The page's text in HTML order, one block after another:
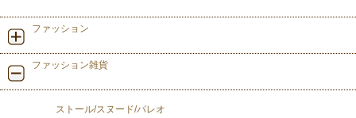
ファッション
ファッション雑貨
ストール/スヌード/パレオ